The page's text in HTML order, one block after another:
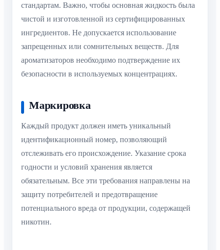
стандартам. Важно, чтобы основная жидкость была
чистой и изготовленной из сертифицированных
ингредиентов. Не допускается использование
запрещенных или сомнительных веществ. Для
ароматизаторов необходимо подтверждение их
безопасности в используемых концентрациях.
Маркировка
Каждый продукт должен иметь уникальный
идентификационный номер, позволяющий
отслеживать его происхождение. Указание срока
годности и условий хранения является
обязательным. Все эти требования направлены на
защиту потребителей и предотвращение
потенциального вреда от продукции, содержащей
никотин.